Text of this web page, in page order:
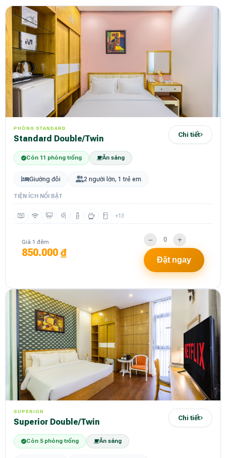
PHÒNG STANDARD
Standard Double/Twin Chi tiết
Còn 11 phòng trống Ăn sáng
Giường đôi 2 người lớn, 1 trẻ em
TIỆN ÍCH NỔI BẬT
+13
Giá 1 đêm
850.000 ₫
Đặt ngay
SUPERIOR
Superior Double/Twin Chi tiết
Còn 5 phòng trống Ăn sáng